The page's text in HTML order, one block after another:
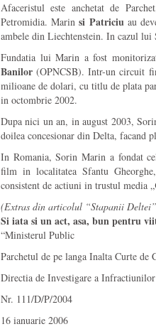
Afaceristul este anchetat de
Petromidia. Marinsi Patriciuau
ambele din Liechtenstein. In cazul lui
Fundatia lui Marin a fost
Banilor (OPNCSB). Intr-un circuit
milioane de dolari, cu titlu de plata
in octombrie 2002.
Dupa nici un an, in august 2003,
doilea concesionar din Delta, facand
In Romania, Sorin Marin a fondat
film in localitatea Sfantu
consistent de actiuni in trustul media „
(Extras din articolul “Stapanii
Si iata si un act, asa, bun pentru
“Ministerul Public
Parchetul de pe langa Inalta Curte de
Directia de Investigare a
Nr. 111/D/P/2004
16 ianuarie 2006